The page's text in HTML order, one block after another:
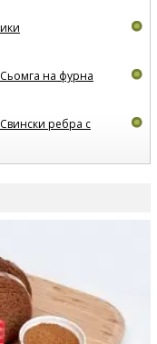
Сьомга на фурна
Свински ребра с